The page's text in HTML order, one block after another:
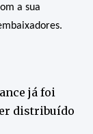
a sua
já foi
distribuído